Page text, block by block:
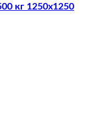
кг 1250х1250